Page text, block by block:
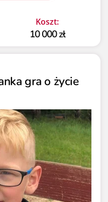
Koszt:
10 000 zł
gra o życie